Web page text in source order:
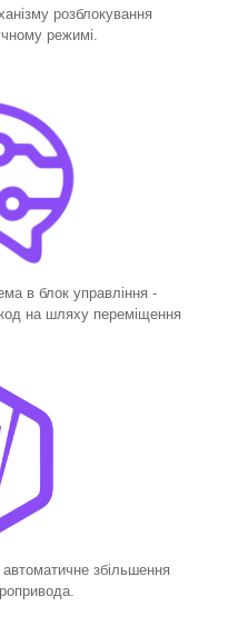
розблокування
режимі.
в блок управління -
на шляху переміщення
збільшення